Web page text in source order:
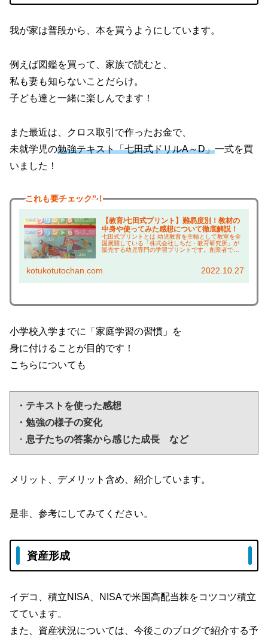
我が家は普段から、本を買うようにしています。
例えば図鑑を買って、家族で読むと、
私も妻も知らないことだらけ。
子ども達と一緒に楽しんでます！
また最近は、クロス取引で作ったお金で、
未就学児の勉強テキスト「七田式ドリルA～D」一式を買
いました！
これも要チェック”！
【教育/七田式プリント】難易度別！教材の
中身や使ってみた感想について徹底解説！
七田式プリントとは 幼児教育を主軸として教室を全
国展開している「株式会社しちだ・教育研究所」が
販売する幼児専門の学習プリントです。創業者であ
です。...
kotukotutochan.com 2022.10.27
小学校入学までに「家庭学習の習慣」を
身に付けることが目的です！
こちらについても
・テキストを使った感想
・勉強の様子の変化
・ 息子たちの答案から感じた成長　など
メリット、デメリット含め、紹介しています。
是非、参考にしてみてください。
資産形成
イデコ、積立NISA、NISAで米国高配当株をコツコツ積立
てています。
また、資産状況については、今後このブログで紹介する予